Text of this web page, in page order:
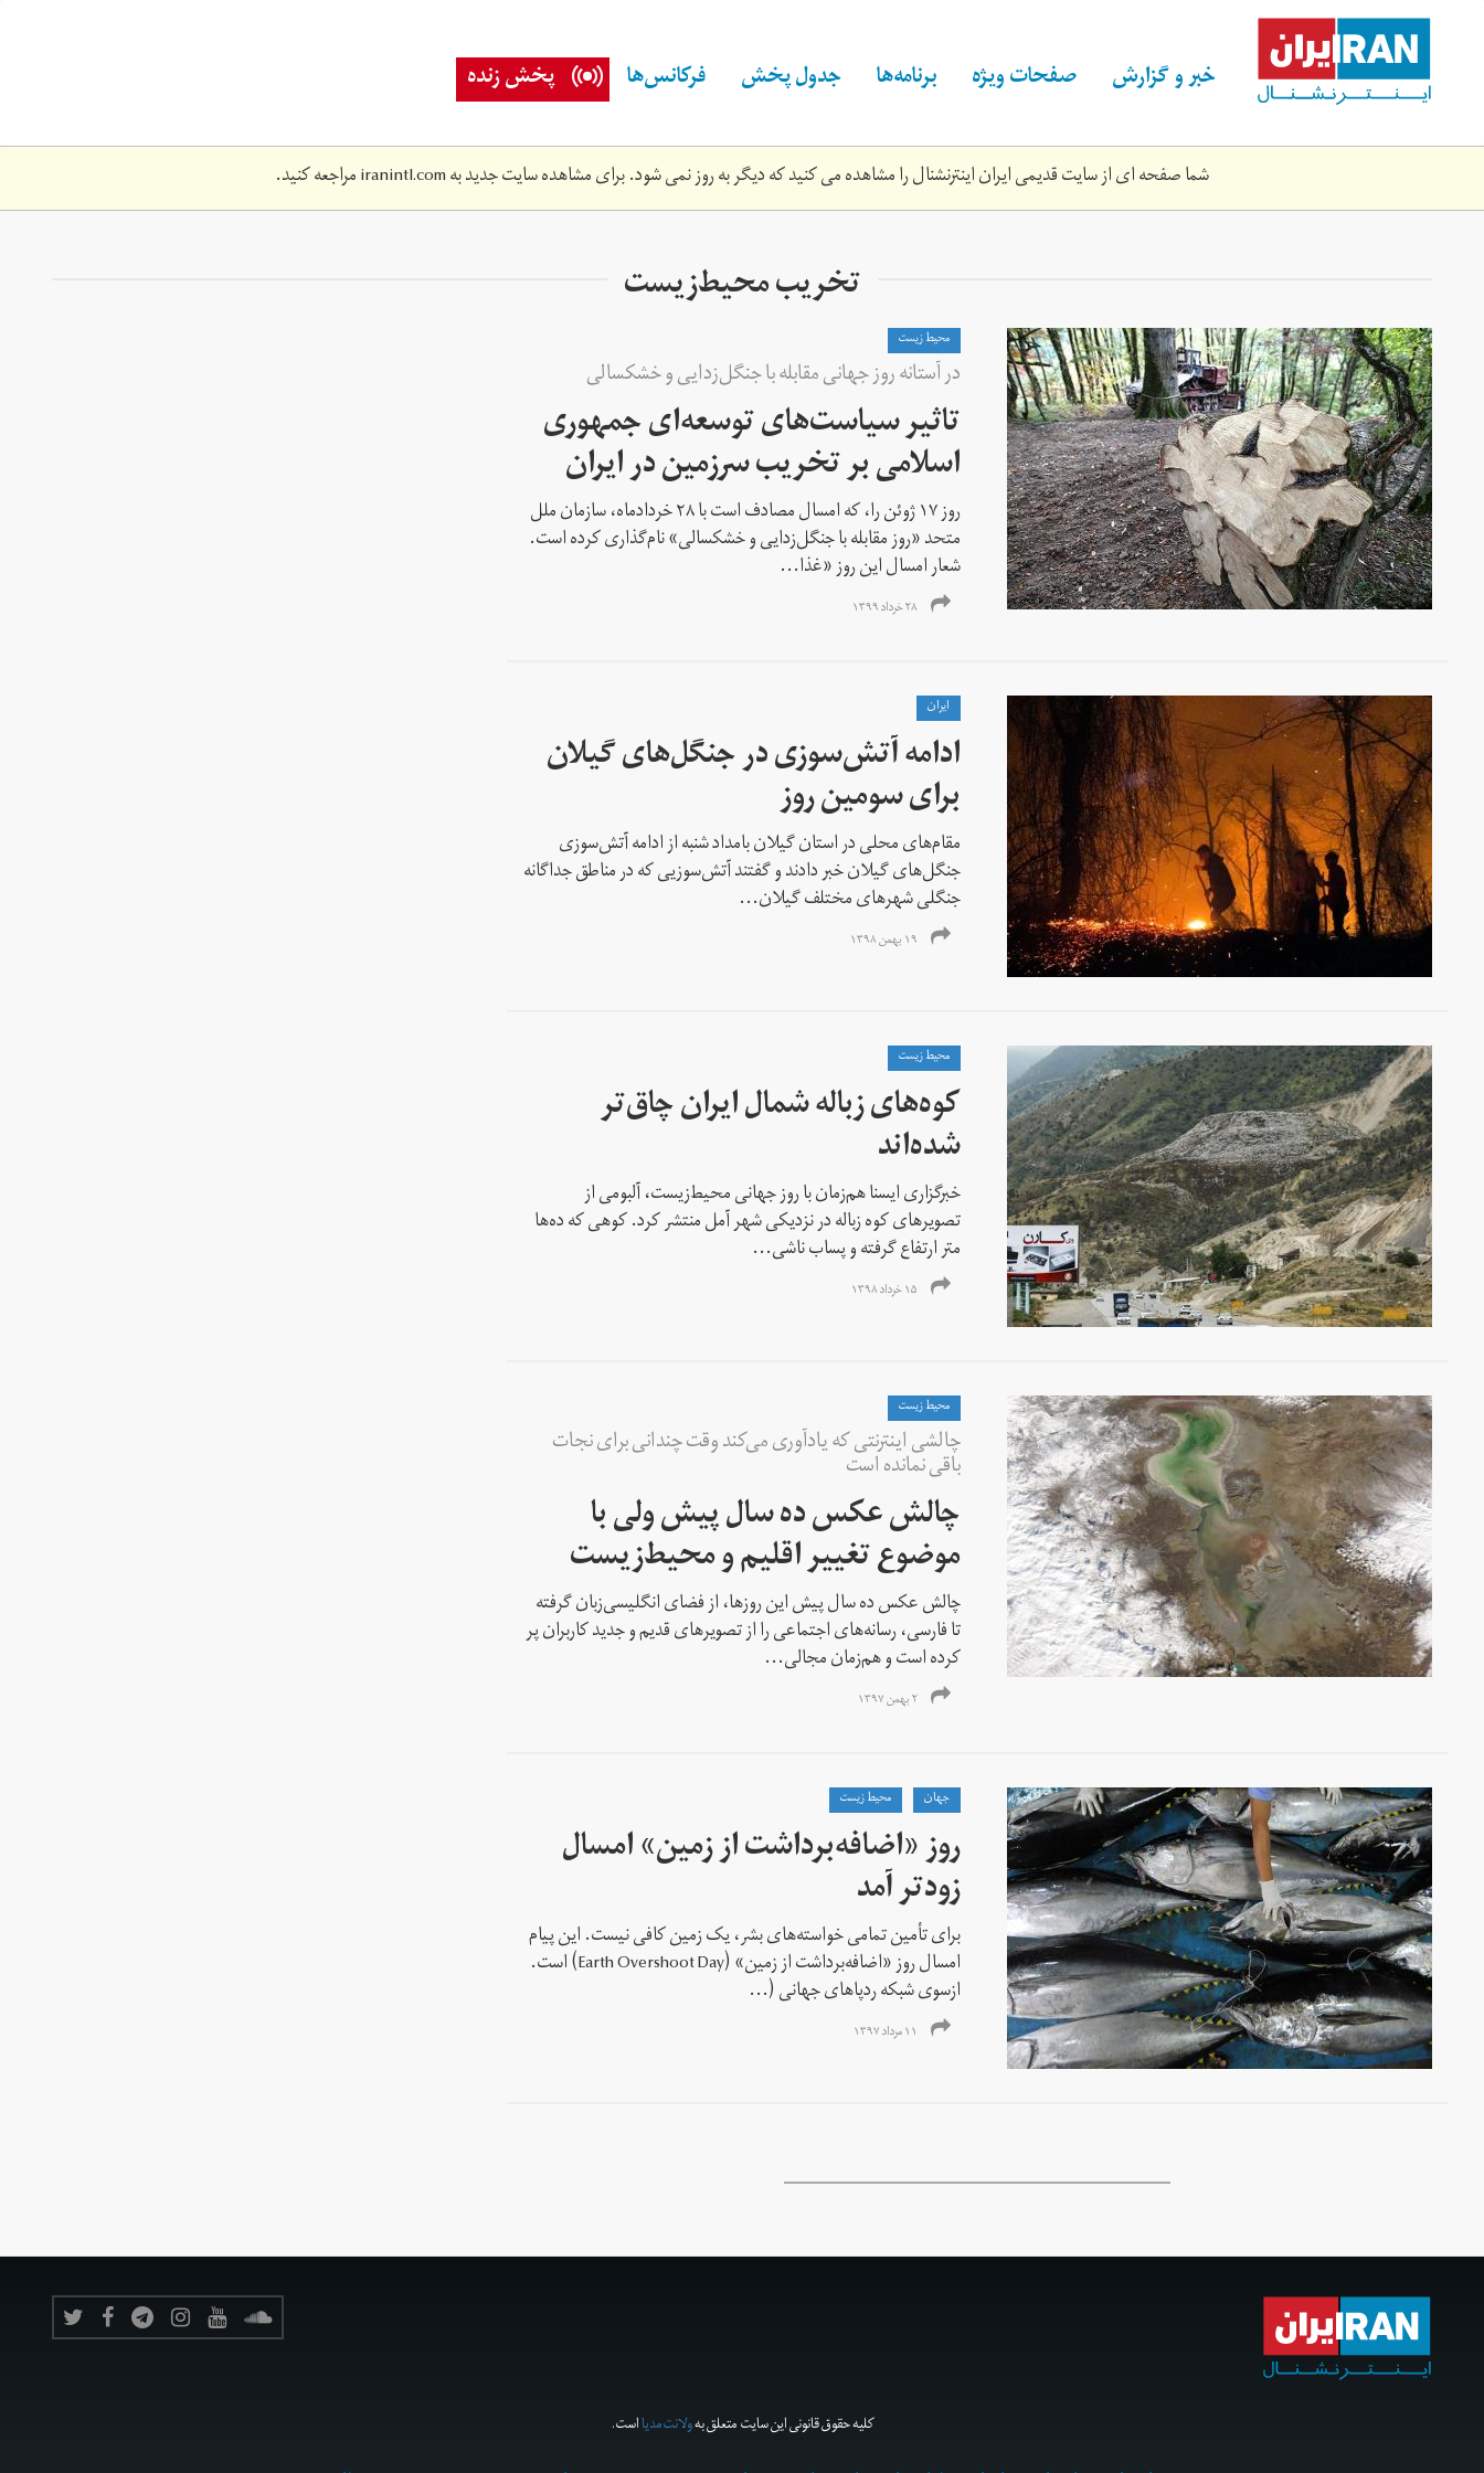
content خبر و گزارش صفحات ویژه برنامه‌ها جدول پخش فرکانس‌ها پخش زنده
شما صفحه ای از سایت قدیمی ایران اینترنشنال را مشاهده می کنید که دیگر به روز نمی شود. برای مشاهده سایت جدید بهiranintl.comمراجعه کنید.
تخریب محیط‌زیست
محیط زیست
در آستانه روز جهانی مقابله با جنگل‌زدایی و خشکسالی
تاثیر سیاست‌های توسعه‌ای جمهوری
اسلامی بر تخریب سرزمین در ایران
روز ۱۷ ژوئن را، که امسال مصادف است با ۲۸ خرداد‌ماه، سازمان ملل
متحد «روز مقابله با جنگل‌زدایی و خشکسالی» نام‌گذاری کرده است.
شعار امسال این روز «غذا...
۲۸ خرداد ۱۳۹۹
ايران
ادامه آتش‌سوزی در جنگل‌های گیلان
برای سومین روز
مقام‌های محلی در استان گیلان بامداد شنبه از ادامه آتش‌‌سوزی‌
جنگل‌های گیلان خبر دادند و گفتند آتش‌سوزیی که در مناطق جداگانه
جنگلی شهرهای مختلف گیلان...
۱۹ بهمن ۱۳۹۸
محیط زیست
کوه‌های زباله شمال ایران چاق‌تر
شده‌اند
خبرگزاری ایسنا هم‌زمان با روز جهانی محیط‌زیست، آلبومی از
تصویرهای کوه زباله در نزدیکی شهر آمل منتشر کرد. کوهی که ده‌ها
متر ارتفاع گرفته و پساب ناشی...
۱۵ خرداد ۱۳۹۸
محیط زیست
چالشی اینترنتی که یادآوری می‌‌کند وقت چندانی برای نجات
باقی نمانده است
چالش عکس ده سال پیش ولی با
موضوع تغییر اقلیم و محیط‌‌زیست
چالش عکس ده سال پیش این روزها، از فضای انگلیسی‌زبان گرفته
تا فارسی، رسانه‌های اجتماعی را از تصویرهای قدیم و جدید کاربران پر
کرده است و هم‌زمان مجالی...
۲ بهمن ۱۳۹۷
جهان محیط زیست
روز «اضافه‌برداشت از زمین» امسال
زودتر آمد
برای تأمین تمامی خواسته‌های بشر، یک زمین کافی نیست. این پیام
امسال روز «اضافه‌برداشت از زمین» (Earth Overshoot Day) است.
ازسوی شبکه ردپاهای جهانی (...
۱۱ مرداد ۱۳۹۷
کلیه حقوق قانونی این سایت متعلق بهولانت‌مدیااست.